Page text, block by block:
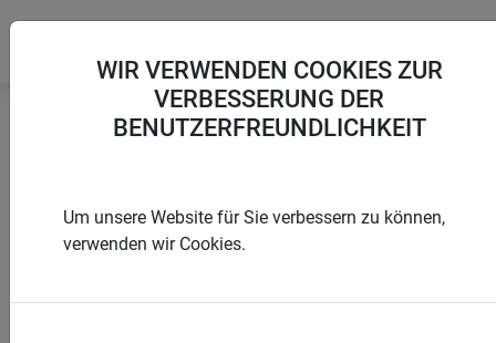
PRODUKTE
WIR VERWENDEN COOKIES ZUR
VERBESSERUNG DER
BENUTZERFREUNDLICHKEIT
Um unsere Website für Sie verbessern zu können,
verwenden wir Cookies.